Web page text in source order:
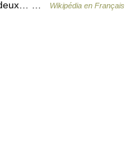
deux… …
Wikipédia en Français